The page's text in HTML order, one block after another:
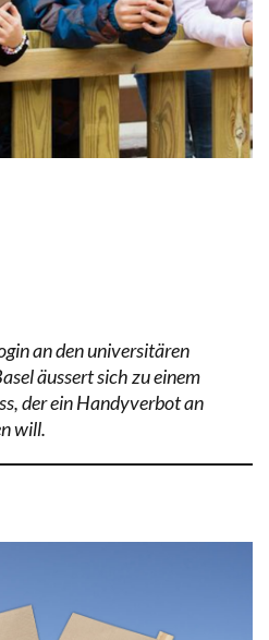
an den universitären
äussert sich zu einem
der ein Handyverbot an
will.